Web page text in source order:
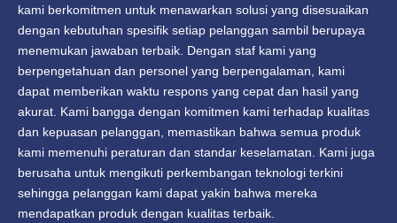
kami berkomitmen untuk menawarkan solusi yang disesuaikan
dengan kebutuhan spesifik setiap pelanggan sambil berupaya
menemukan jawaban terbaik. Dengan staf kami yang
berpengetahuan dan personel yang berpengalaman, kami
dapat memberikan waktu respons yang cepat dan hasil yang
akurat. Kami bangga dengan komitmen kami terhadap kualitas
dan kepuasan pelanggan, memastikan bahwa semua produk
kami memenuhi peraturan dan standar keselamatan. Kami juga
berusaha untuk mengikuti perkembangan teknologi terkini
sehingga pelanggan kami dapat yakin bahwa mereka
mendapatkan produk dengan kualitas terbaik.